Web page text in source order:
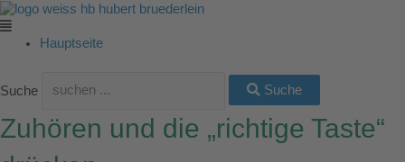
Zum
Inhalt
springen
Main
Menu
Hauptseite
Suche Suche
Zuhören und die „richtige Taste“
Main
Menu
Main
Menu
Main
Menu
Main
Menu